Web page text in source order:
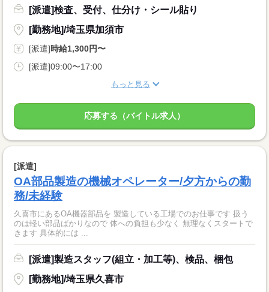
[派遣]検査、受付、仕分け・シール貼り
[勤務地]/埼玉県加須市
[派遣]時給1,300円〜
[派遣]09:00〜17:00
もっと見る
応募する（バイトル求人）
[派遣]
OA部品製造の機械オペレーター/夕方からの勤
務/未経験
久喜市にあるOA機器部品を 製造している工場でのお仕事です 扱う
のは軽い部品ばかりなので 体への負担も少なく 無理なくスタートで
きます 具体的には ...
[派遣]製造スタッフ(組立・加工等)、検品、梱包
[勤務地]/埼玉県久喜市